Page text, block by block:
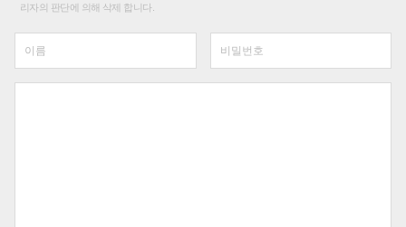
리자의 판단에 의해 삭제 합니다.